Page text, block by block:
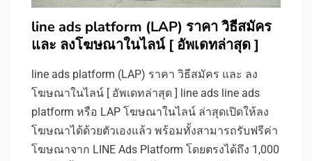
line ads platform (LAP) ราคา วิธีสมัคร
และ ลงโฆษณาในไลน์ [ อัพเดทล่าสุด ]
line ads platform (LAP) ราคา วิธีสมัคร และ ลง
โฆษณาในไลน์ [ อัพเดทล่าสุด ] line ads line ads
platform หรือ LAP โฆษณาในไลน์ ล่าสุดเปิดให้ลง
โฆษณาได้ด้วยตัวเองแล้ว พร้อมทั้งสามารถรับฟรีค่า
โฆษณาจาก LINE Ads Platform โดยตรงได้ถึง 1,000